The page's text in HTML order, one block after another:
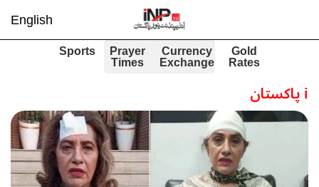
English
Gold
Rates
Currency
Exchange
Prayer
Times
Sports
iپاکستان